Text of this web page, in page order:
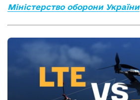
Міністерство оборони України